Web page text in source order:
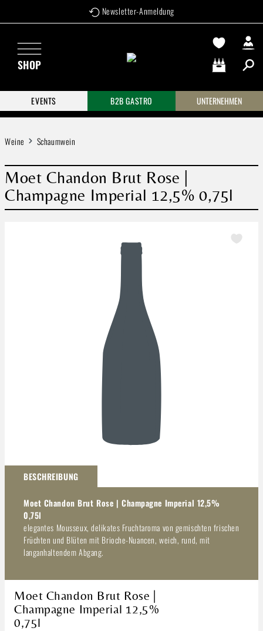
Zum Hauptinhalt springen Newsletter-Anmeldung
SHOP
Warenkorb
EVENTS
B2B GASTRO UNTERNEHMEN
Weine Schaumwein
Moet Chandon Brut Rose |
Champagne Imperial 12,5% 0,75l
BESCHREIBUNG
Moet Chandon Brut Rose | Champagne Imperial 12,5%
0,75l
elegantes Mousseux, delikates Fruchtaroma von gemischten frischen
Früchten und Blüten mit Brioche-Nuancen, weich, rund, mit
langanhaltendem Abgang.
Moet Chandon Brut Rose |
Champagne Imperial 12,5%
0,75l